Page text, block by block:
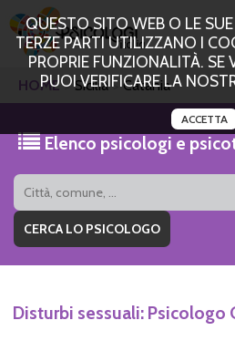
QUESTO SITO WEB O LE
TERZE PARTI UTILIZZANO I
PROPRIE FUNZIONALITÀ. SE
PUOI VERIFICARE LA
ACCETTA
HOME Sicilia Catania
Elenco psicologi e
Disturbi sessuali: Psicologo